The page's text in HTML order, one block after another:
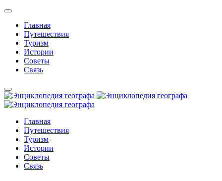
Главная
Путешествия
Туризм
Истории
Советы
Связь
Главная
Путешествия
Туризм
Истории
Советы
Связь